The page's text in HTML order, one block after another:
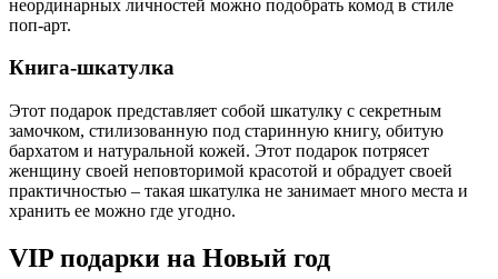
неординарных личностей можно подобрать комод в стиле
поп-арт.
Книга-шкатулка
Этот подарок представляет собой шкатулку с секретным
замочком, стилизованную под старинную книгу, обитую
бархатом и натуральной кожей. Этот подарок потрясет
женщину своей неповторимой красотой и обрадует своей
практичностью – такая шкатулка не занимает много места и
хранить ее можно где угодно.
VIP подарки на Новый год